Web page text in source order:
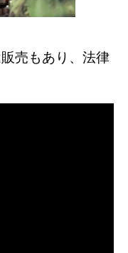
売もあり、法律